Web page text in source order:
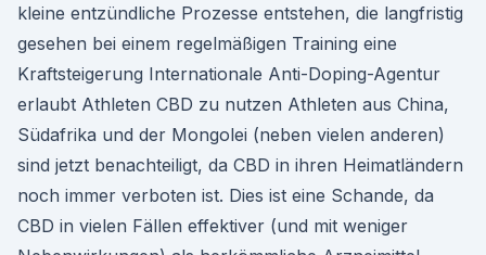
kleine entzündliche Prozesse entstehen, die langfristig
gesehen bei einem regelmäßigen Training eine
Kraftsteigerung Internationale Anti-Doping-Agentur
erlaubt Athleten CBD zu nutzen Athleten aus China,
Südafrika und der Mongolei (neben vielen anderen)
sind jetzt benachteiligt, da CBD in ihren Heimatländern
noch immer verboten ist. Dies ist eine Schande, da
CBD in vielen Fällen effektiver (und mit weniger